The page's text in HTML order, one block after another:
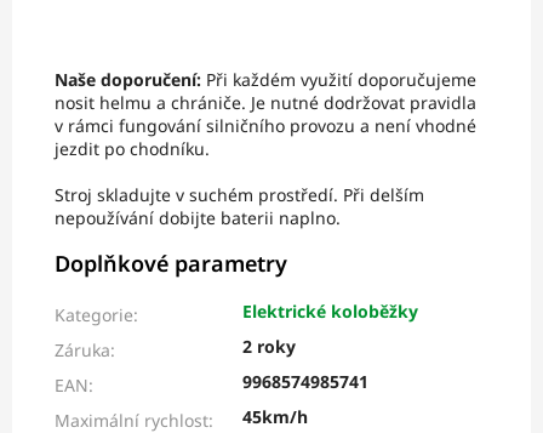
Naše doporučení: Při každém využití doporučujeme
nosit helmu a chrániče. Je nutné dodržovat pravidla
v rámci fungování silničního provozu a není vhodné
jezdit po chodníku.
Stroj skladujte v suchém prostředí. Při delším
nepoužívání dobijte baterii naplno.
Doplňkové parametry
Kategorie:
Elektrické koloběžky
Záruka:
2 roky
EAN:
9968574985741
Maximální rychlost:
45km/h